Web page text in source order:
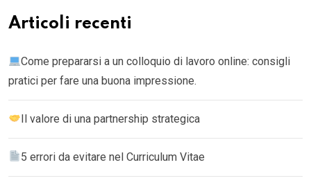
Articoli recenti
Come prepararsi a un colloquio di lavoro online: consigli
pratici per fare una buona impressione.
Il valore di una partnership strategica
5 errori da evitare nel Curriculum Vitae